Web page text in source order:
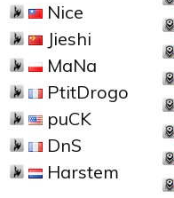
Nice
Jieshi
MaNa
PtitDrogo
puCK
DnS
Harstem